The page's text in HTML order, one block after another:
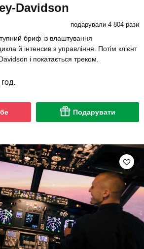
Davidson
подарували 4 804 рази
бриф із влаштування
й інтенсив з управління. Потім клієнт
і покатається треком.
год.
Подарувати